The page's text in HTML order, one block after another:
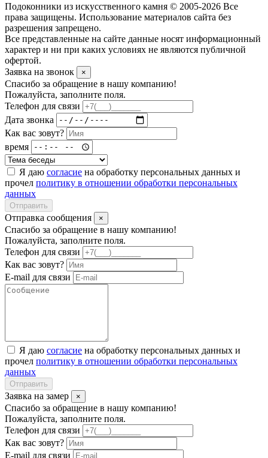
Подоконники из искусственного камня © 2005-2026 Все
права защищены. Использование материалов сайта без
разрешения запрещено.
Все представленные на сайте данные носят информационный
характер и ни при каких условиях не являются публичной
офертой.
Заявка на звонок
×
Спасибо за обращение в нашу компанию!
Пожалуйста, заполните поля.
Телефон для связи
Дата звонка
Как вас зовут?
время
Я даю согласие на обработку персональных данных и
прочел политику в отношении обработки персональных
данных
Отправить
Отправка сообщения ×
Спасибо за обращение в нашу компанию!
Пожалуйста, заполните поля.
Телефон для связи
Как вас зовут?
E-mail для связи
Я даю согласие на обработку персональных данных и
прочел политику в отношении обработки персональных
данных
Отправить
Заявка на замер ×
Спасибо за обращение в нашу компанию!
Пожалуйста, заполните поля.
Телефон для связи
Как вас зовут?
E-mail для связи